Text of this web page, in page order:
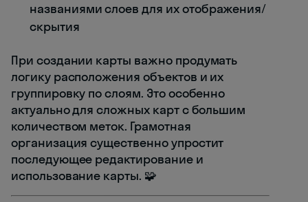
названиями слоев для их отображения/
скрытия
При создании карты важно продумать
логику расположения объектов и их
группировку по слоям. Это особенно
актуально для сложных карт с большим
количеством меток. Грамотная
организация существенно упростит
последующее редактирование и
использование карты. 🧩